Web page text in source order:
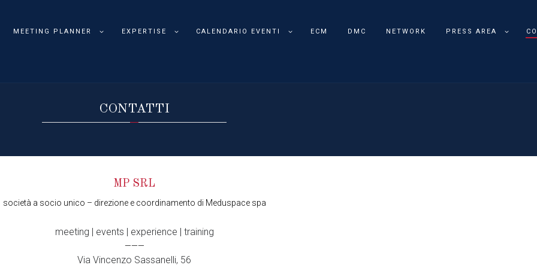
MEETING PLANNER EXPERTISE CALENDARIO EVENTI ECM DMC NETWORK PRESS AREA
CONTATTI
MP SRL
società a socio unico – direzione e coordinamento di Meduspace spa
meeting | events | experience | training
———
Via Vincenzo Sassanelli, 56